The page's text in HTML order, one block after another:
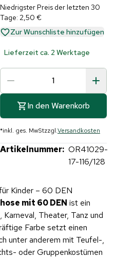
Niedrigster Preis der letzten 30
Tage: 2,50 €
Zur Wunschliste hinzufügen
Lieferzeit ca. 2 Werktage
In den Warenkorb
*inkl. ges. MwStzzgl.Versandkosten
Artikelnummer: OR41029-
17-116/128
Kinder – 60 DEN
mit 60 DEN ist ein
Theater, Tanz und
Farbe setzt einen
unter anderem mit Teufel-,
oder Gruppenkostümen